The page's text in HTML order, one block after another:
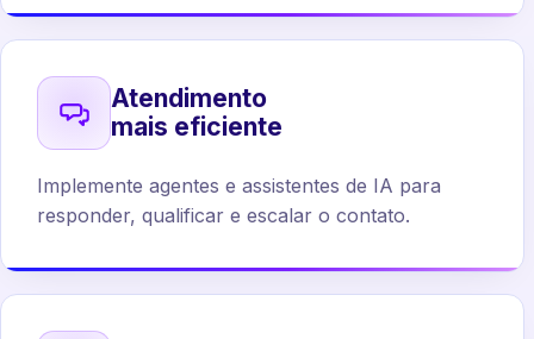
Atendimento
mais eficiente
Implemente agentes e assistentes de IA para
responder, qualificar e escalar o contato.